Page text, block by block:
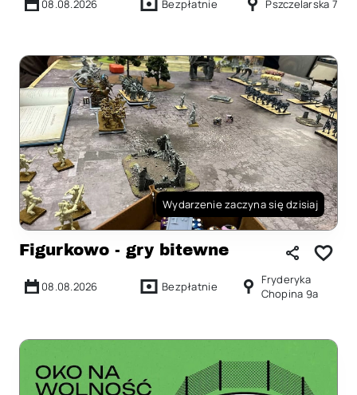
08.08.2026 Bezpłatnie Pszczelarska 7
Wydarzenie zaczyna się dzisiaj
Figurkowo - gry bitewne
08.08.2026 Bezpłatnie
Fryderyka
Chopina 9a